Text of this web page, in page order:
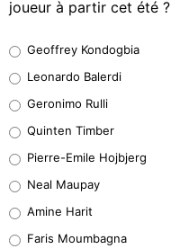
joueur à partir cet été ?
38%
32%
5%
1%
Geoffrey Kondogbia
Leonardo Balerdi
Geronimo Rulli
Quinten Timber
Pierre-Emile Hojbjerg
Neal Maupay
Amine Harit
Faris Moumbagna